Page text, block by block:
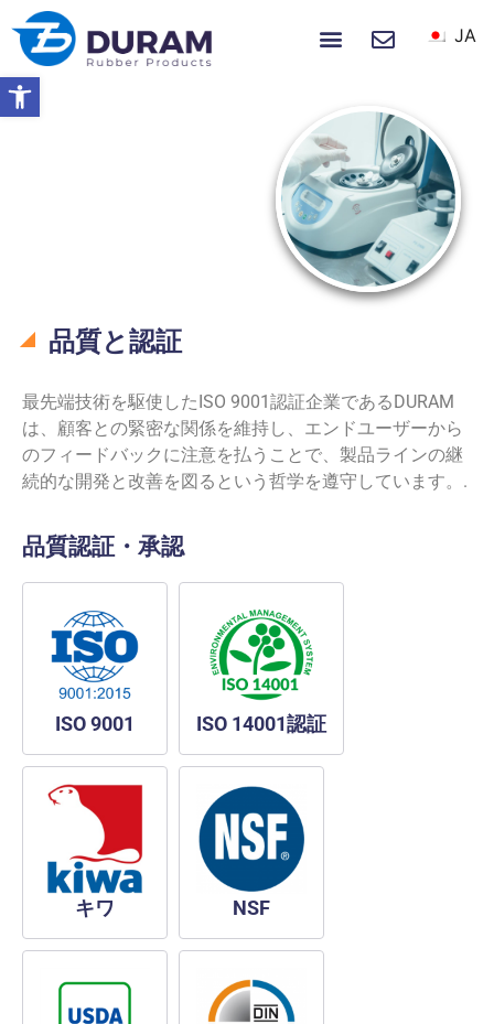
ツールバーを開く
JA
品質と認証
最先端技術を駆使したISO 9001認証企業であるDURAM
は、顧客との緊密な関係を維持し、エンドユーザーから
のフィードバックに注意を払うことで、製品ラインの継
続的な開発と改善を図るという哲学を遵守しています。.
品質認証・承認
ISO 9001 ISO 14001認証
キワ NSF